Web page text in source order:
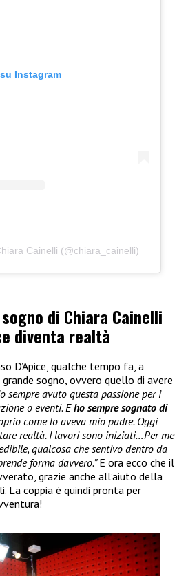
Instagram
Cainelli (@chiara_cainelli)
di Chiara Cainelli
diventa realtà
D’Apice, qualche tempo fa, a
sogno, ovvero quello di avere
sempre avuto questa passione per i
o eventi. Eho sempre sognato di
come lo aveva mio padre. Oggi
realtà. I lavori sono iniziati…Per me
qualcosa che sentivo dentro da
forma davvero.”E ora ecco che il
grazie anche all’aiuto della
La coppia è quindi pronta per